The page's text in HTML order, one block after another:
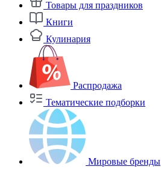
Товары для праздников
Книги
Кулинария
Распродажа
Тематические подборки
Мировые бренды